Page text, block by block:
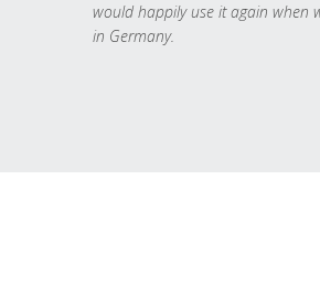
would happily use it again when
in Germany.